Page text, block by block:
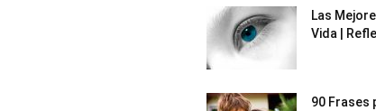
Las
Vida |
90 Frases